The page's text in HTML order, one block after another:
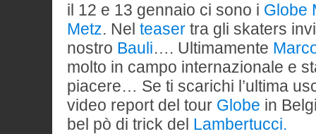
il 12 e 13 gennaio ci sono i Globe
Metz. Nel teaser tra gli skaters
nostro Bauli…. Ultimamente
molto in campo internazionale e
piacere… Se ti scarichi l’ultima
video report del tour Globe in
bel pò di trick del Lambertucci.